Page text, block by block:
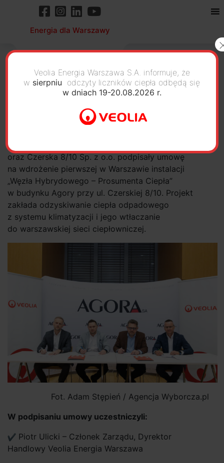
Energia dla Warszawy
13 marca 2025 r. Veolia Energia Warszawa S.A.
oraz Czerska 8/10 Sp. z o.o. podpisały umowę
na wdrożenie pierwszej w Warszawie instalacji
„Węzła Hybrydowego – Prosumenta Ciepła”
w budynku Agory przy ul. Czerskiej 8/10. Projekt
zakłada odzyskiwanie ciepła odpadowego
z systemu klimatyzacji i jego wtłaczanie
do warszawskiej sieci ciepłowniczej.
Fot. Adam Stępień / Agencja Wyborcza.pl
W podpisaniu umowy uczestniczyli:
Piotr Ulicki – Członek Zarządu, Dyrektor
Handlowy Veolia Energia Warszawa
Veolia Energia Warszawa S.A. informuje, że
w sierpniu odczyty liczników ciepła odbędą się
w dniach 19-20.08.2026 r.